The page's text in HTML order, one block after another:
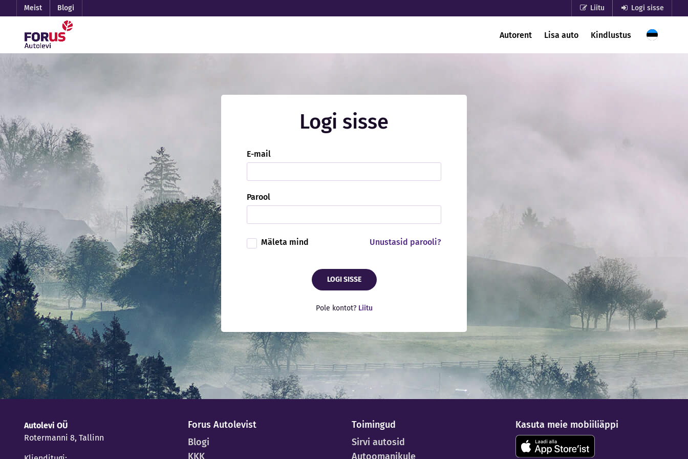
Meist Blogi Liitu Logi sisse
Autorent Lisa auto Kindlustus
Logi sisse
E-mail
Parool
Mäleta mind Unustasid parooli?
LOGI SISSE
Pole kontot? Liitu
Autolevi OÜ
Rotermanni 8, Tallinn
Forus Autolevist
Blogi
KKK
Toimingud
Sirvi autosid
Autoomanikule
Kasuta meie mobiiliäppi